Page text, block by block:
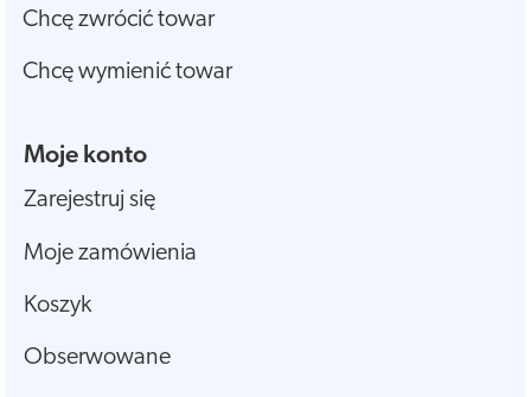
Chcę zwrócić towar
Chcę wymienić towar
Moje konto
Zarejestruj się
Moje zamówienia
Koszyk
Obserwowane